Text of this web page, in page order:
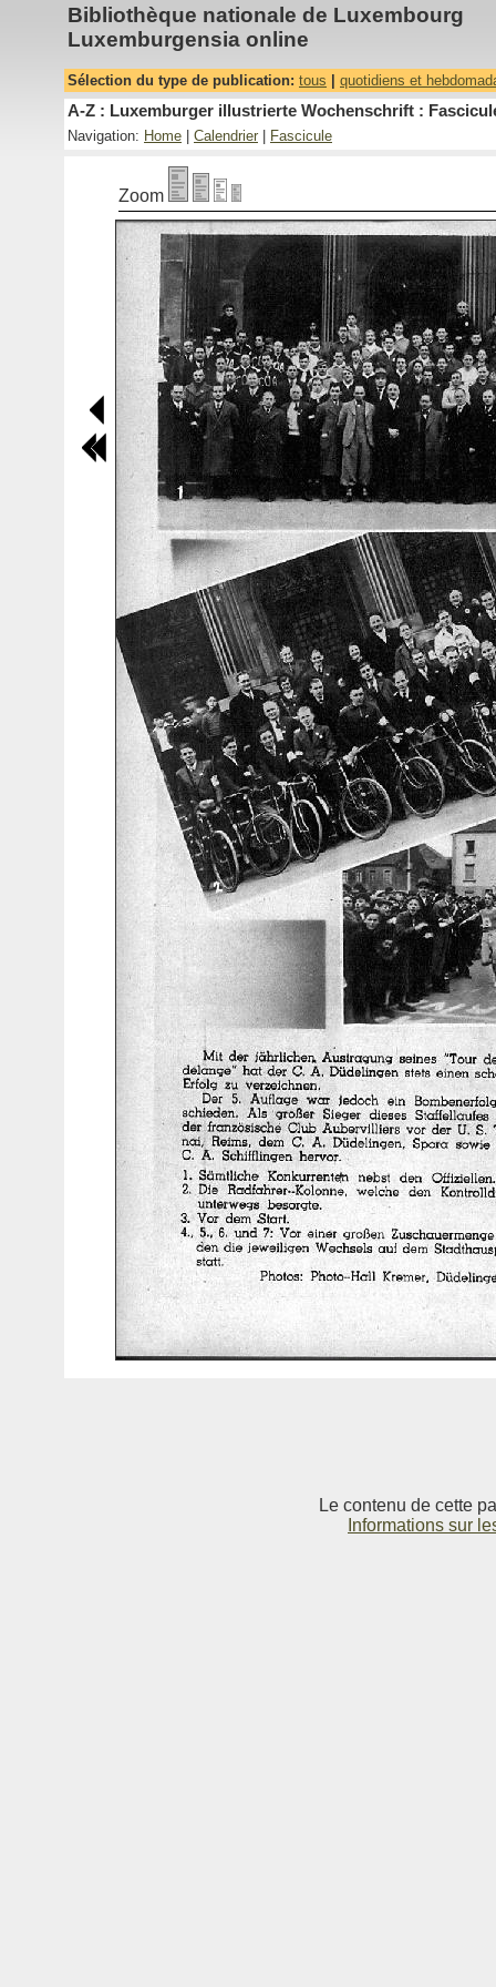
Bibliothèque nationale de Luxembourg
Luxemburgensia online
Sélection du type de publication: tous quotidiens et
A-Z : Luxemburger illustrierte Wochenschrift :
Navigation: Home Calendrier Fascicule
Zoom
Le contenu de cette
Informations sur